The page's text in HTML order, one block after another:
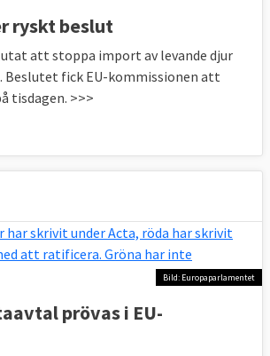
ryskt beslut
att stoppa import av levande djur
Beslutet fick EU-kommissionen att
tisdagen. >>>
Bild: Europaparlamentet
prövas i EU-